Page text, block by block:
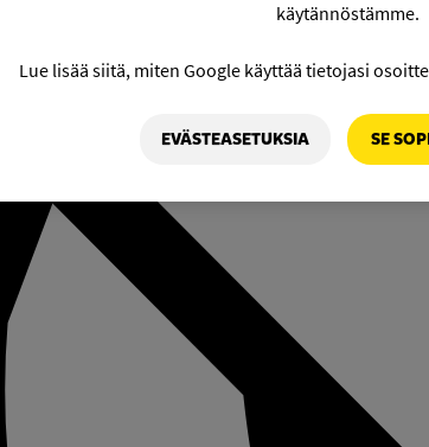
käytännöstämme.
Lue lisää siitä, miten Google käyttää tietojasi
EVÄSTEASETUKSIA SE